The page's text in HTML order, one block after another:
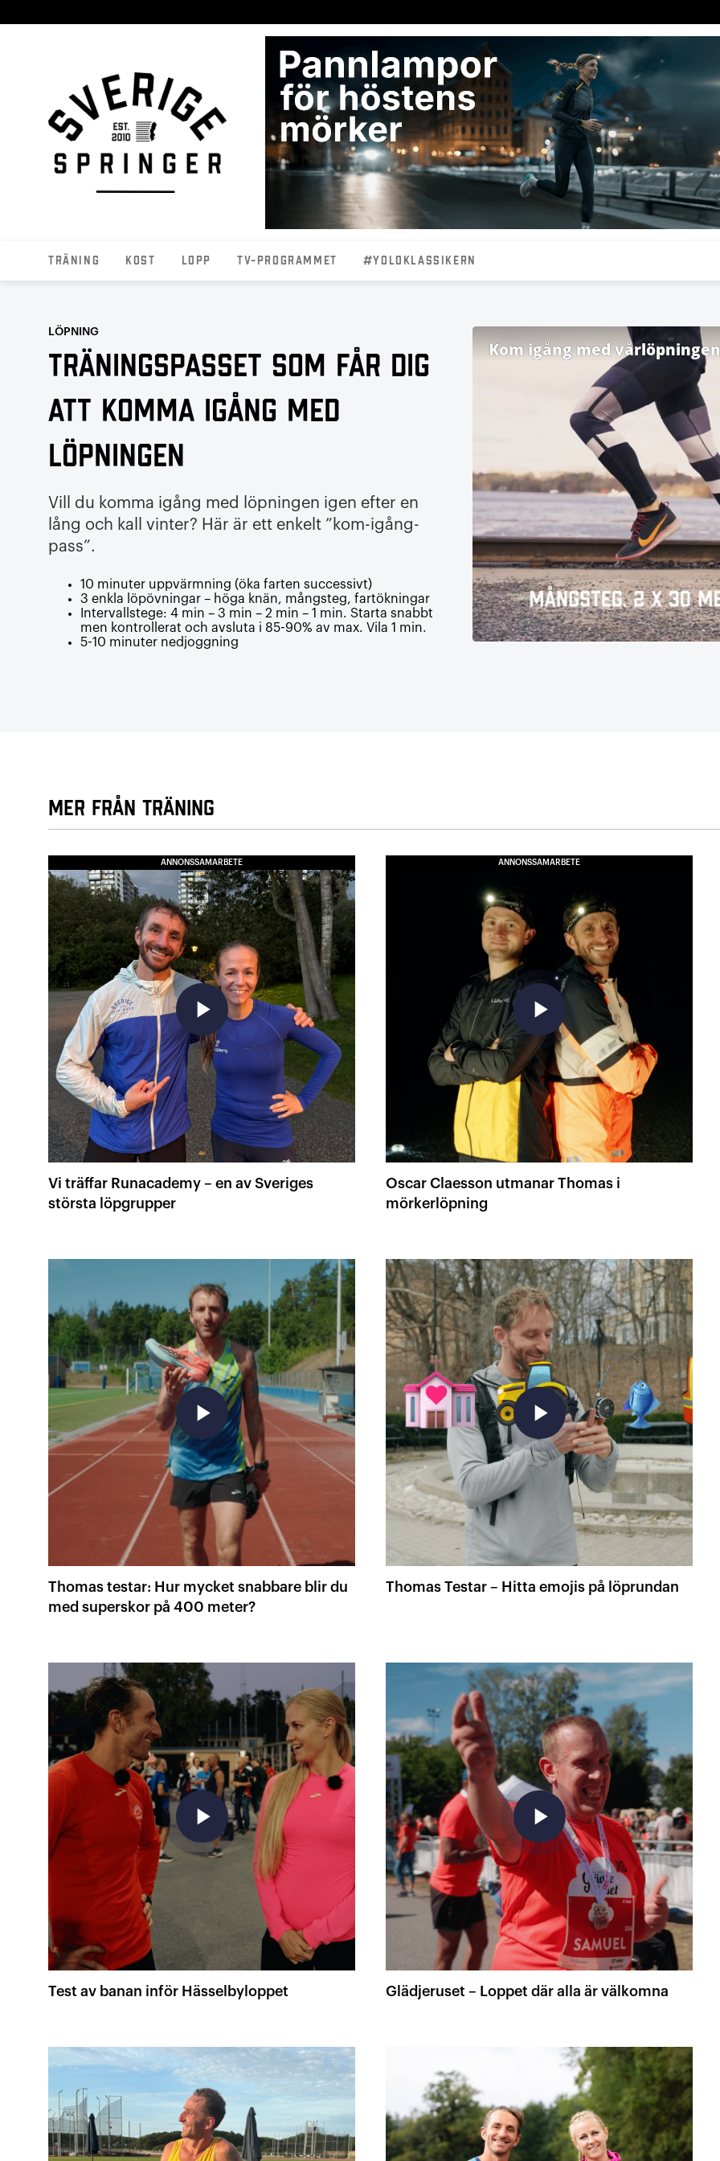
Träning Kost Lopp TV-programmet #YOLOKLASSIKERN
LÖPNING
Träningspasset som får dig
att komma igång med
löpningen
Vill du komma igång med löpningen igen efter en
lång och kall vinter? Här är ett enkelt ”kom-igång-
pass”.
10 minuter uppvärmning (öka farten successivt)
3 enkla löpövningar – höga knän, mångsteg, fartökningar
Intervallstege: 4 min – 3 min – 2 min – 1 min. Starta snabbt
men kontrollerat och avsluta i 85-90% av max. Vila 1 min.
5-10 minuter nedjoggning
Mer från Träning
ANNONSSAMARBETE
play_arrow
Vi träffar Runacademy – en av Sveriges
största löpgrupper
ANNONSSAMARBETE
play_arrow
Oscar Claesson utmanar Thomas i
mörkerlöpning
play_arrow
Thomas testar: Hur mycket snabbare blir du
med superskor på 400 meter?
play_arrow
Thomas Testar – Hitta emojis på löprundan
play_arrow
Test av banan inför Hässelbyloppet
play_arrow
Glädjeruset – Loppet där alla är välkomna